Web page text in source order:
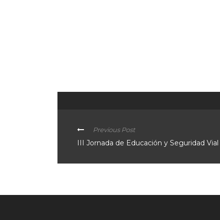
Previous Post
III Jornada de Educación y Seguridad